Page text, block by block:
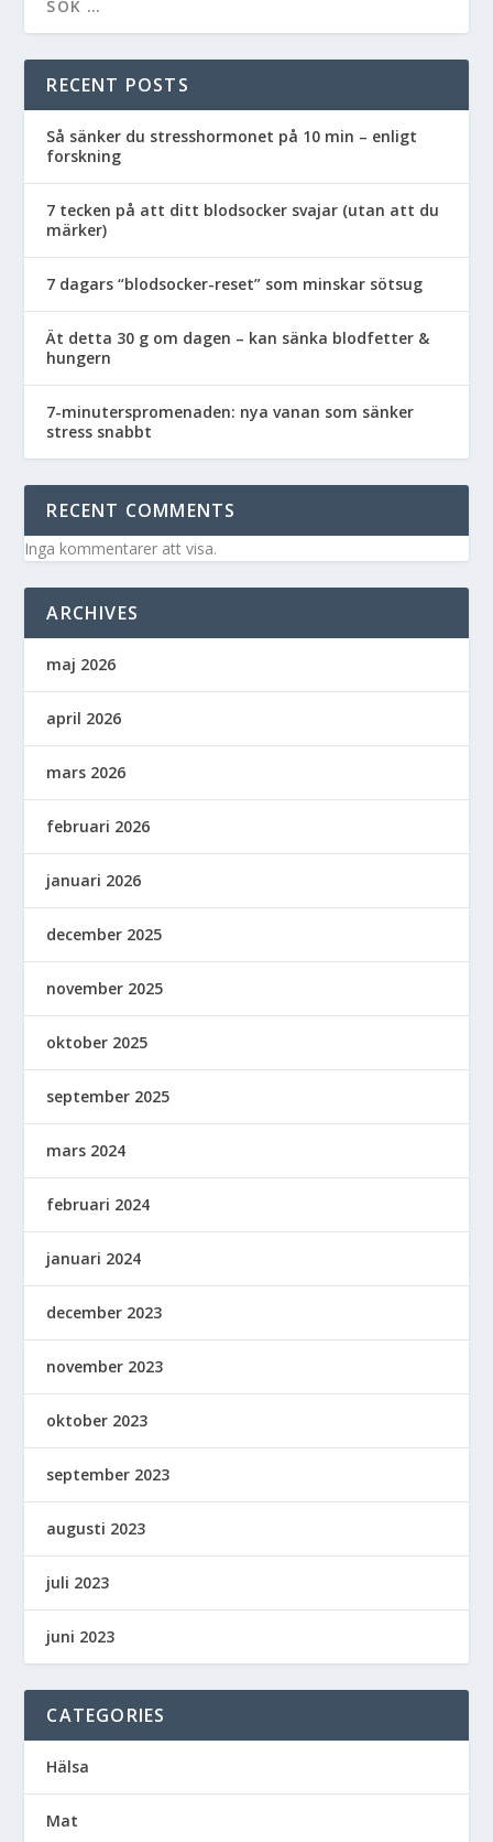
RECENT POSTS
Så sänker du stresshormonet på 10 min – enligt
forskning
7 tecken på att ditt blodsocker svajar (utan att du
märker)
7 dagars “blodsocker-reset” som minskar sötsug
Ät detta 30 g om dagen – kan sänka blodfetter &
hungern
7-minuterspromenaden: nya vanan som sänker
stress snabbt
RECENT COMMENTS
Inga kommentarer att visa.
ARCHIVES
maj 2026
april 2026
mars 2026
februari 2026
januari 2026
december 2025
november 2025
oktober 2025
september 2025
mars 2024
februari 2024
januari 2024
december 2023
november 2023
oktober 2023
september 2023
augusti 2023
juli 2023
juni 2023
CATEGORIES
Hälsa
Mat